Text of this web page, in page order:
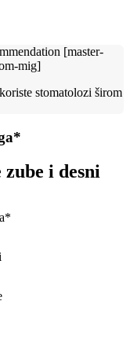
stomatolozi širom
i desni